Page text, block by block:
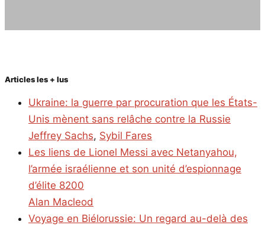
Articles les + lus
Ukraine: la guerre par procuration que les États-
Unis mènent sans relâche contre la Russie
Jeffrey Sachs, Sybil Fares
Les liens de Lionel Messi avec Netanyahou,
l’armée israélienne et son unité d’espionnage
d’élite 8200
Alan Macleod
Voyage en Biélorussie: Un regard au-delà des